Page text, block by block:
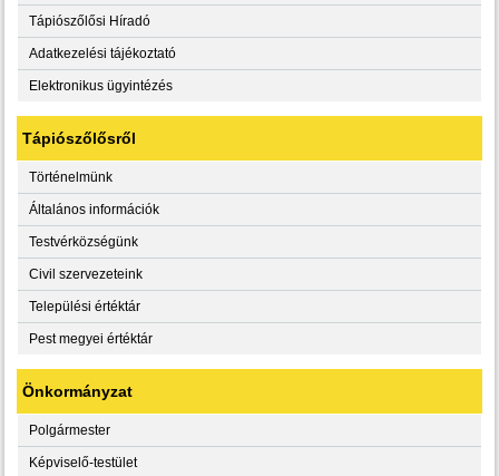
Tápiószőlősi Híradó
Adatkezelési tájékoztató
Elektronikus ügyintézés
Tápiószőlősről
Történelmünk
Általános információk
Testvérközségünk
Civil szervezeteink
Települési értéktár
Pest megyei értéktár
Önkormányzat
Polgármester
Képviselő-testület